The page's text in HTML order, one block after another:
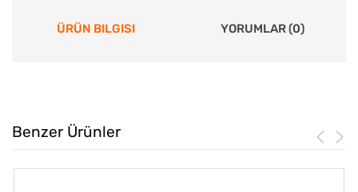
ÜRÜN BILGISI YORUMLAR (0)
Benzer Ürünler